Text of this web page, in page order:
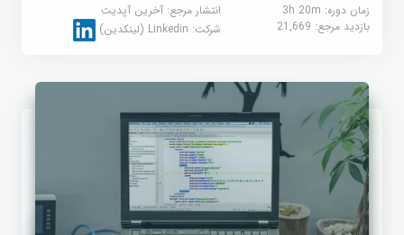
زمان دوره: 3h 20m
انتشار مرجع:آخرین آپدیت
بازدید مرجع:21,669 شرکت:Linkedin (لینکدین)